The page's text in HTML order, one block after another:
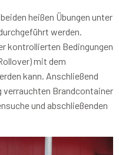
heißen Übungen unter
werden.
kontrollierten Bedingungen
mit dem
kann. Anschließend
verrauchten Brandcontainer
und abschließenden